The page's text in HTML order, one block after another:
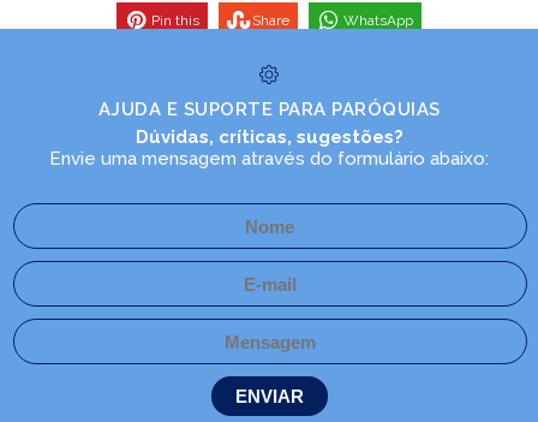
Pin this Share WhatsApp
AJUDA E SUPORTE PARA PARÓQUIAS
Dúvidas, críticas, sugestões?
Envie uma mensagem através do formulário abaixo: